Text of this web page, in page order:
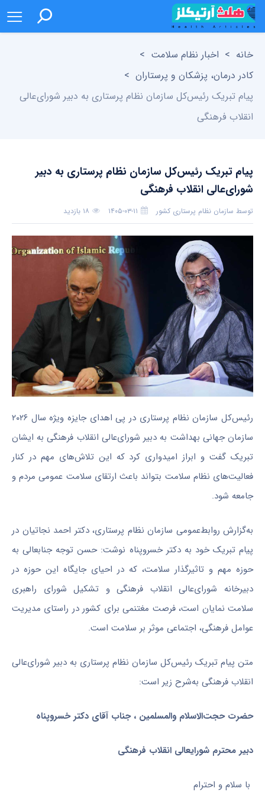
خانه > اخبار نظام سلامت >
کادر درمان، پزشکان و پرستاران >
پیام تبریک رئیس‌کل سازمان نظام پرستاری به دبیر شورای‌عالی
انقلاب فرهنگی
پیام تبریک رئیس‌کل سازمان نظام پرستاری به دبیر
شورای‌عالی انقلاب فرهنگی
توسط سازمان نظام پرستاری کشور ۱۴۰۵-۰۳-۱۱
۱۸ بازدید
بدون دیدگاه
رئیس‌کل سازمان نظام پرستاری در پی اهدای جایزه ویژه سال ۲۰۲۶
سازمان جهانی بهداشت به دبیر شورای‌عالی انقلاب فرهنگی به ایشان
تبریک گفت و ابراز امیدواری کرد که این تلاش‌های مهم در کنار
فعالیت‌های نظام سلامت بتواند باعث ارتقای سلامت عمومی مردم و
جامعه شود.
به‌گزارش روابط‌عمومی سازمان نظام پرستاری، دکتر احمد نجاتیان در
پیام تبریک خود به دکتر خسروپناه نوشت: حسن توجه جنابعالی به
حوزه مهم و تاثیرگذار سلامت، که در احیای جایگاه این حوزه در
دبیرخانه شورای‌عالی انقلاب فرهنگی و تشکیل شورای راهبری
سلامت نمایان است، فرصت مغتنمی برای کشور در راستای مدیریت
عوامل فرهنگی، اجتماعی موثر بر سلامت است.
متن پیام تبریک رئیس‌کل سازمان نظام پرستاری به دبیر شورای‌عالی
انقلاب فرهنگی به‌شرح زیر است:
حضرت حجت‌الاسلام والمسلمین ، جناب آقای دکتر خسروپناه
دبیر محترم شورایعالی انقلاب فرهنگی
با سلام و احترام